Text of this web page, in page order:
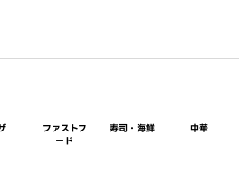
ファストフ
ード
寿司・海鮮 中華